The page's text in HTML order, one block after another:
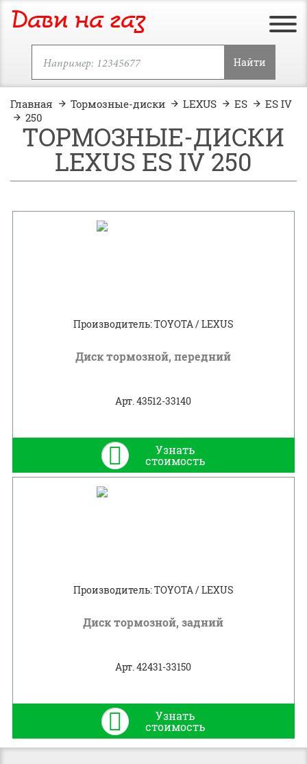
Дави на газ
Найти
Главная Тормозные-диски LEXUS ES
ES IV
250
ТОРМОЗНЫЕ-ДИСКИ
LEXUS ES IV 250
Производитель: TOYOTA / LEXUS
Диск тормозной, передний
Арт. 43512-33140
Узнать
стоимость
Производитель: TOYOTA / LEXUS
Диск тормозной, задний
Арт. 42431-33150
Узнать
стоимость